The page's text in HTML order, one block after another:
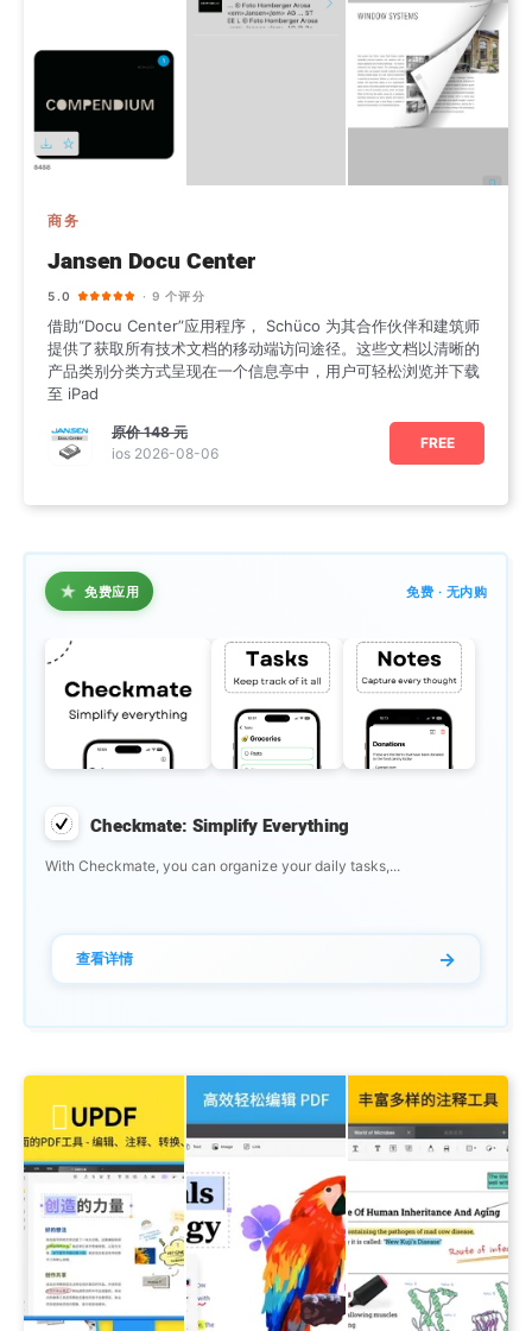
商务
Jansen Docu Center
5.0 · 9 个评分
借助“Docu Center”应用程序， Schüco 为其合作伙伴和建筑师
提供了获取所有技术文档的移动端访问途径。这些文档以清晰的
产品类别分类方式呈现在一个信息亭中，用户可轻松浏览并下载
至 iPad
原价148 元
ios 2026-08-06
FREE
★ 免费应用 免费 · 无内购
Checkmate: Simplify Everything
With Checkmate, you can organize your daily tasks,...
查看详情 →